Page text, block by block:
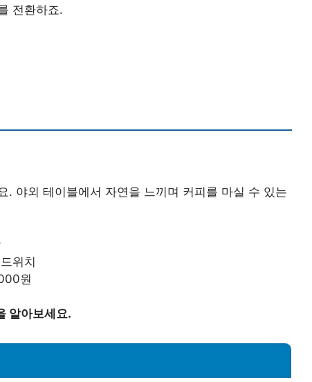
전환하죠.
. 야외 테이블에서 자연을 느끼며 커피를 마실 수 있는
위치
원
알아보세요.